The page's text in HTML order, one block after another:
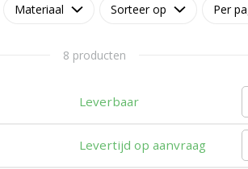
Materiaal Sorteer op Per
8 producten
Leverbaar
Levertijd op aanvraag